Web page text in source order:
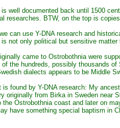
well documented back until 1500
researches. BTW, on the top is
can use Y-DNA research and
not only political but sensitive matter
came to Ostrobothnia were
the hundreds, possibly thousands
dialects appears to be Middle
is found by Y-DNA research: My
originally from Birka in Sweden near
the Ostrobothnia coast and later on
have something special baptism in